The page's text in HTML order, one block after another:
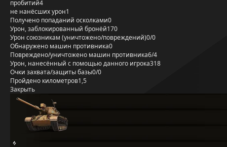
пробитий4
не нанёсших урон1
Получено попаданий осколками0
Урон, заблокированный бронёй170
Урон союзникам (уничтожено/повреждений)0/0
Обнаружено машин противника0
Повреждено/уничтожено машин противника6/4
Урон, нанесённый с помощью данного игрока318
Очки захвата/защиты базы0/0
Пройдено километров1,5
Закрыть